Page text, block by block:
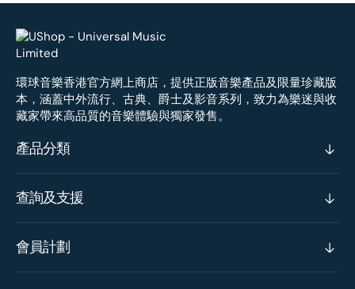
環球音樂香港官方網上商店，提供正版音樂產品及限量珍藏版
本，涵蓋中外流行、古典、爵士及影音系列，致力為樂迷與收
藏家帶來高品質的音樂體驗與獨家發售。
產品分類
查詢及支援
會員計劃